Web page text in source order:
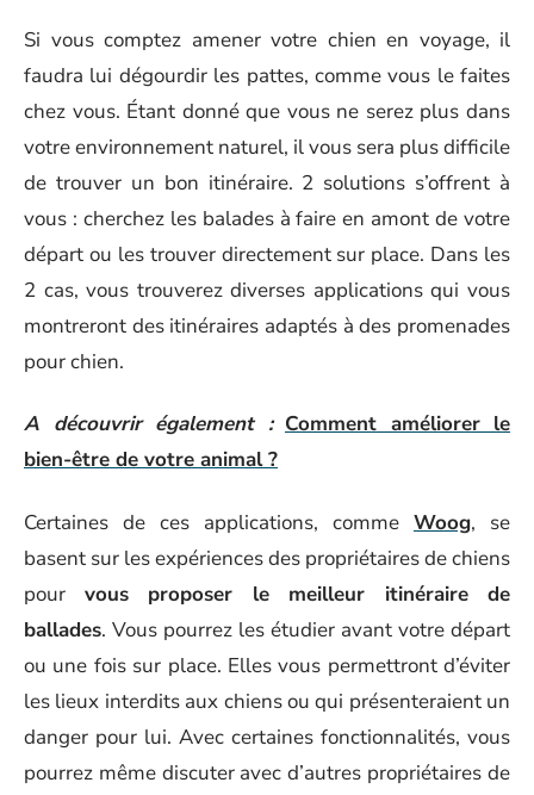
Si vous comptez amener votre chien en voyage, il
faudra lui dégourdir les pattes, comme vous le faites
chez vous. Étant donné que vous ne serez plus dans
votre environnement naturel, il vous sera plus difficile
de trouver un bon itinéraire. 2 solutions s’offrent à
vous : cherchez les balades à faire en amont de votre
départ ou les trouver directement sur place. Dans les
2 cas, vous trouverez diverses applications qui vous
montreront des itinéraires adaptés à des promenades
pour chien.
A découvrir également : Comment améliorer le
bien-être de votre animal ?
Certaines de ces applications, comme Woog, se
basent sur les expériences des propriétaires de chiens
pour vous proposer le meilleur itinéraire de
ballades. Vous pourrez les étudier avant votre départ
ou une fois sur place. Elles vous permettront d’éviter
les lieux interdits aux chiens ou qui présenteraient un
danger pour lui. Avec certaines fonctionnalités, vous
pourrez même discuter avec d’autres propriétaires de